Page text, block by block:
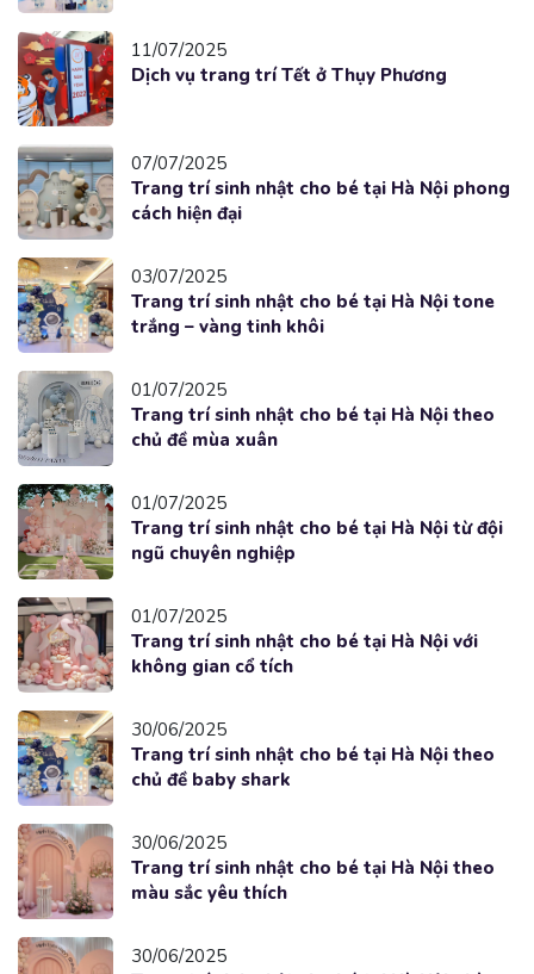
11/07/2025
Dịch vụ trang trí Tết ở Thụy Phương
07/07/2025
Trang trí sinh nhật cho bé tại Hà Nội phong
cách hiện đại
03/07/2025
Trang trí sinh nhật cho bé tại Hà Nội tone
trắng – vàng tinh khôi
01/07/2025
Trang trí sinh nhật cho bé tại Hà Nội theo
chủ đề mùa xuân
01/07/2025
Trang trí sinh nhật cho bé tại Hà Nội từ đội
ngũ chuyên nghiệp
01/07/2025
Trang trí sinh nhật cho bé tại Hà Nội với
không gian cổ tích
30/06/2025
Trang trí sinh nhật cho bé tại Hà Nội theo
chủ đề baby shark
30/06/2025
Trang trí sinh nhật cho bé tại Hà Nội theo
màu sắc yêu thích
30/06/2025